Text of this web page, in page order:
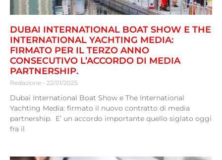
DUBAI INTERNATIONAL BOAT SHOW E THE
INTERNATIONAL YACHTING MEDIA:
FIRMATO PER IL TERZO ANNO
CONSECUTIVO L’ACCORDO DI MEDIA
PARTNERSHIP.
Redazione 22/01/2025
Dubai International Boat Show e The International
Yachting Media: firmato il nuovo contratto di media
partnership. E’ un accordo importante quello siglato oggi
fra il